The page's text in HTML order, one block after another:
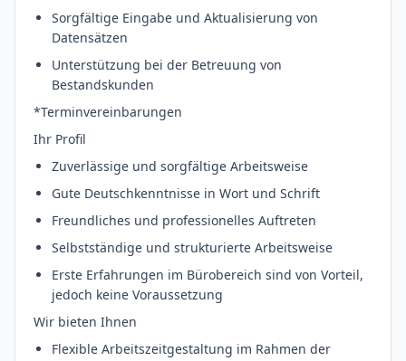
Sorgfältige Eingabe und Aktualisierung von
Datensätzen
Unterstützung bei der Betreuung von
Bestandskunden
*Terminvereinbarungen
Ihr Profil
Zuverlässige und sorgfältige Arbeitsweise
Gute Deutschkenntnisse in Wort und Schrift
Freundliches und professionelles Auftreten
Selbstständige und strukturierte Arbeitsweise
Erste Erfahrungen im Bürobereich sind von Vorteil,
jedoch keine Voraussetzung
Wir bieten Ihnen
Flexible Arbeitszeitgestaltung im Rahmen der